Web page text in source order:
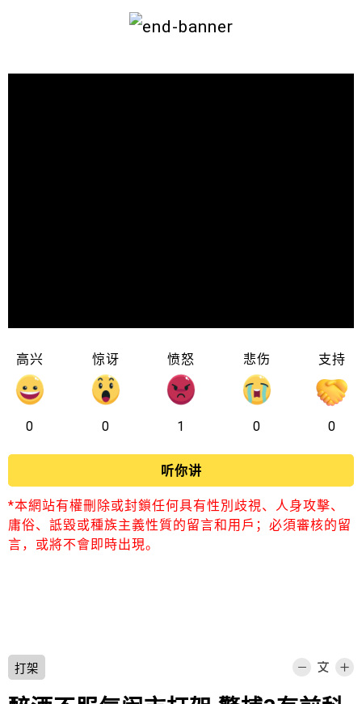
高兴
0
惊讶
0
愤怒
1
悲伤
0
支持
0
听你讲
*本網站有權刪除或封鎖任何具有性別歧視、人身攻擊、
庸俗、詆毀或種族主義性質的留言和用戶；必須審核的留
言，或將不會即時出現。
打架